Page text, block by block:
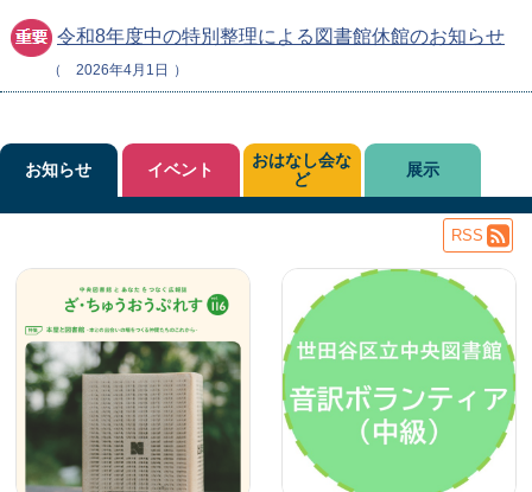
令和8年度中の特別整理による図書館休館のお知らせ
2026年4月1日
お知らせ イベント
おはなし会な
ど
展示
RSS